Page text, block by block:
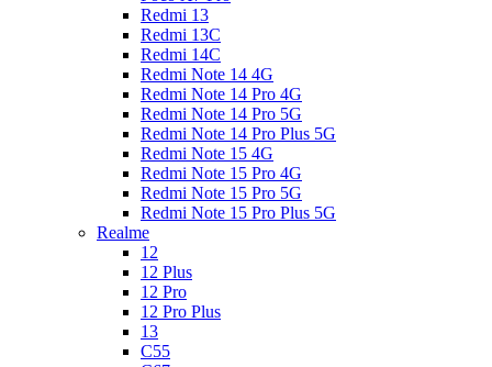
Redmi 13
Redmi 13C
Redmi 14C
Redmi Note 14 4G
Redmi Note 14 Pro 4G
Redmi Note 14 Pro 5G
Redmi Note 14 Pro Plus 5G
Redmi Note 15 4G
Redmi Note 15 Pro 4G
Redmi Note 15 Pro 5G
Redmi Note 15 Pro Plus 5G
Realme
12
12 Plus
12 Pro
12 Pro Plus
13
C55